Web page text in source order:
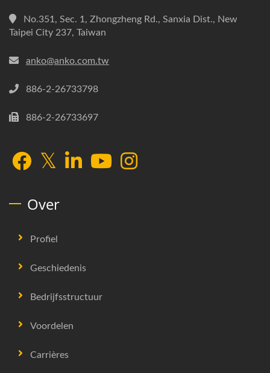
No.351, Sec. 1, Zhongzheng Rd., Sanxia Dist., New
Taipei City 237, Taiwan
anko@anko.com.tw
886-2-26733798
886-2-26733697
Over
Profiel
Geschiedenis
Bedrijfsstructuur
Voordelen
Carrières